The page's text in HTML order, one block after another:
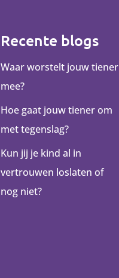
Recente blogs
Waar worstelt jouw tiener
mee?
Hoe gaat jouw tiener om
met tegenslag?
Kun jij je kind al in
vertrouwen loslaten of
nog niet?